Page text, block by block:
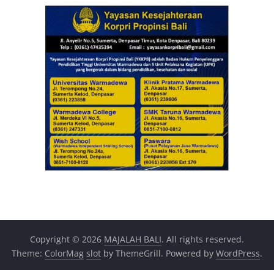
Copyright © 2026 MAJALAH BALI. All rights reserved.
Theme: ColorMag slotby ThemeGrill. Powered by WordPress.